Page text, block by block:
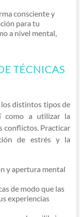
consciente y
para tu
a nivel mental,
TÉCNICAS
los distintos tipos de
como a utilizar la
conflictos. Practicar
de estrés y la
y apertura mental
de modo que las
experiencias